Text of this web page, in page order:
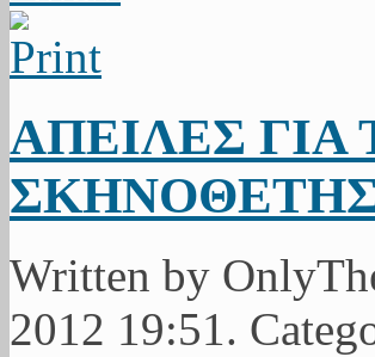
ΑΠΕΙΛΕΣ
ΣΚΗΝΟΘΕΤΗΣ
Written by
2012 19:51.